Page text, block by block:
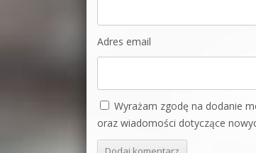
Adres email
Wyrażam zgodę na dodanie
oraz wiadomości dotyczące